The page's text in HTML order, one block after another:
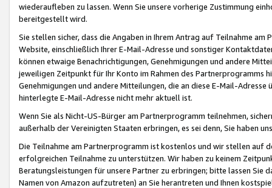
wiederaufleben zu lassen. Wenn Sie unsere vorherige Zustimmung
bereitgestellt wird.
Sie stellen sicher, dass die Angaben in Ihrem Antrag auf Teilnahme
Website, einschließlich Ihrer E-Mail-Adresse und sonstiger
können etwaige Benachrichtigungen, Genehmigungen und andere
jeweiligen Zeitpunkt für Ihr Konto im Rahmen des Partnerprogramms
Genehmigungen und andere Mitteilungen, die an diese E-Mail-
hinterlegte E-Mail-Adresse nicht mehr aktuell ist.
Wenn Sie als Nicht-US-Bürger am Partnerprogramm teilnehmen,
außerhalb der Vereinigten Staaten erbringen, es sei denn, Sie haben
Die Teilnahme am Partnerprogramm ist kostenlos und wir stellen auf
erfolgreichen Teilnahme zu unterstützen. Wir haben zu keinem
Beratungsleistungen für unsere Partner zu erbringen; bitte lassen Sie
Namen von Amazon aufzutreten) an Sie herantreten und Ihnen